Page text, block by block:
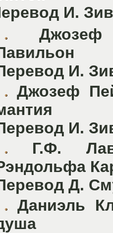
И.
Джозеф
И.
Джозеф
И.
Г.Ф.
Д.
Даниэль